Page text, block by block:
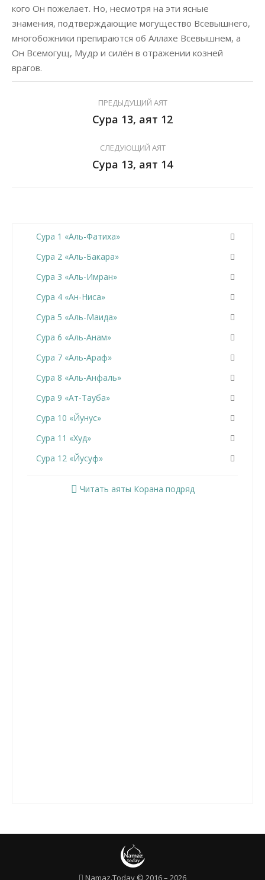
кого Он пожелает. Но, несмотря на эти ясные
знамения, подтверждающие могущество Всевышнего,
многобожники препираются об Аллахе Всевышнем, а
Он Всемогущ, Мудр и силён в отражении козней
врагов.
ПРЕДЫДУЩИЙ АЯТ
Сура 13, аят 12
СЛЕДУЮЩИЙ АЯТ
Сура 13, аят 14
Сура 1 «Аль-Фатиха»
Сура 2 «Аль-Бакара»
Сура 3 «Аль-Имран»
Сура 4 «Ан-Ниса»
Сура 5 «Аль-Маида»
Сура 6 «Аль-Анам»
Сура 7 «Аль-Араф»
Сура 8 «Аль-Анфаль»
Сура 9 «Ат-Тауба»
Сура 10 «Йунус»
Сура 11 «Худ»
Сура 12 «Йусуф»
Читать аяты Корана подряд
Namaz.Today © 2016 – 2026